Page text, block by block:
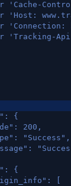
'Cache-
'Host:
'Connection:
'Tracking-
{
200,
"Success",
{
[